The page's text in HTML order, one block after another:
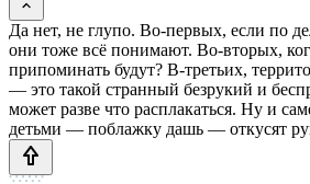
Да нет, не глупо. Во-первых, если по
они тоже всё понимают. Во-вторых,
припоминать будут? В-третьих,
— это такой странный безрукий и
может разве что расплакаться. Ну и
детьми — поблажку дашь — откусят